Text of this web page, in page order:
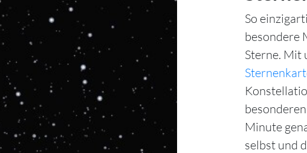
So
besondere
Sterne. Mit
Minute
selbst und